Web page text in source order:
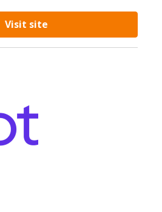
Visit site